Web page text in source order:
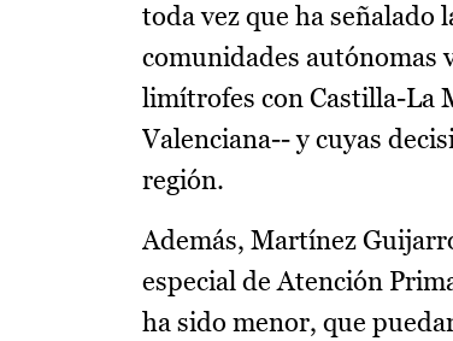
toda vez que ha señalado
comunidades autónomas
limítrofes con Castilla-La
Valenciana-- y cuyas
región.
Además, Martínez
especial de Atención
ha sido menor, que